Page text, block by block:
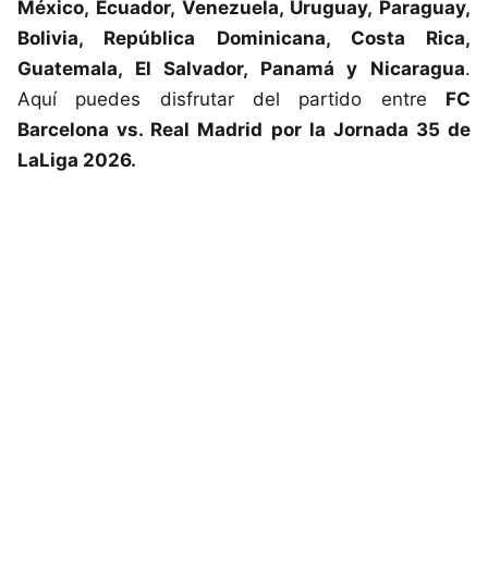
México, Ecuador, Venezuela, Uruguay, Paraguay,
Bolivia, República Dominicana, Costa Rica,
Guatemala, El Salvador, Panamá y Nicaragua.
Aquí puedes disfrutar del partido entre FC
Barcelona vs. Real Madrid por la Jornada 35 de
LaLiga 2026.